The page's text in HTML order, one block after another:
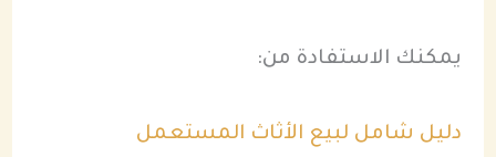
يمكنك الاستفادة من:
دليل شامل لبيع الأثاث المستعمل